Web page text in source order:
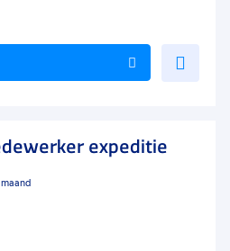
expeditie